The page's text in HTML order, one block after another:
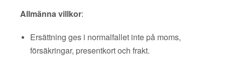
Allmänna villkor:
Ersättning ges i normalfallet inte på moms,
försäkringar, presentkort och frakt.